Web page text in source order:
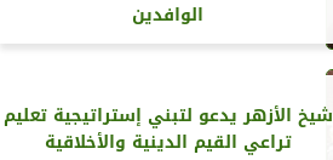
الوافدين
شيخ الأزهر يدعو لتبني إستراتيجية تعليم
تراعي القيم الدينية والأخلاقية